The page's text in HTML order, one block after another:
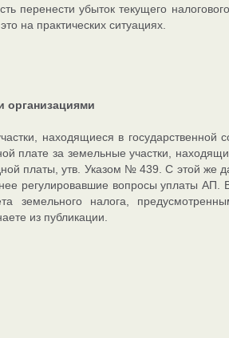
перенести убыток текущего
на практических ситуациях.
организациями
находящиеся в государственной
за земельные участки,
платы, утв. Указом № 439. С этой же
регулировавшие вопросы уплаты АП.
земельного налога,
из публикации.